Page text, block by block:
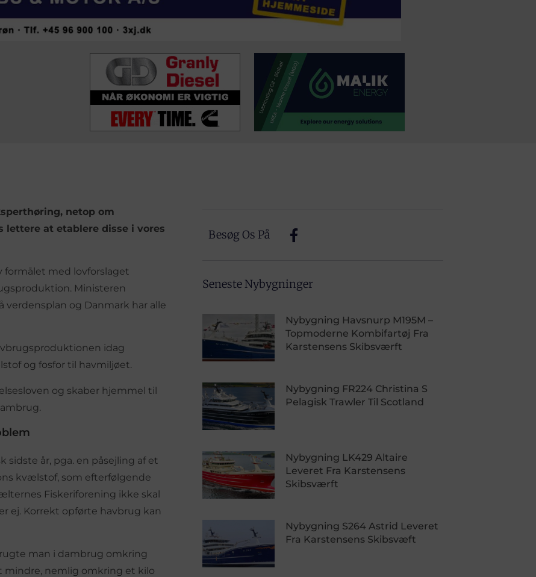
netop om
lettere at etablere disse i vores
formålet med lovforslaget
Ministeren
og Danmark har alle
idag
og fosfor til havmiljøet.
og skaber hjemmel til
sidste år, pga. en påsejling af et
kvælstof, som efterfølgende
Fiskeriforening ikke skal
ej. Korrekt opførte havbrug kan
man i dambrug omkring
mindre, nemlig omkring et kilo
Besøg Os På
Seneste Nybygninger
Nybygning Havsnurp M195M –
Topmoderne Kombifartøj Fra
Karstensens Skibsværft
Nybygning FR224 Christina S
Pelagisk Trawler Til Scotland
Nybygning LK429 Altaire
Leveret Fra Karstensens
Skibsværft
Nybygning S264 Astrid Leveret
Fra Karstensens Skibsvæft